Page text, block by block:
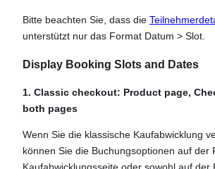
Bitte beachten Sie, dass die
unterstützt nur das Format Datum > Slot.
Display Booking Slots and Dates
1. Classic checkout: Product page,
both pages
Wenn Sie die klassische Kaufabwicklung
können Sie die Buchungsoptionen auf der